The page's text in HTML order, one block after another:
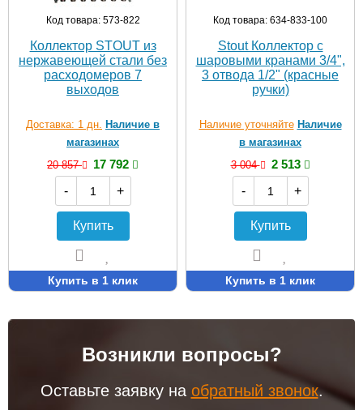
Код товара: 573-822
Коллектор STOUT из
нержавеющей стали без
расходомеров 7
выходов
Доставка: 1 дн. Наличие в
магазинах
20 857
17 792
-
+
Купить
Купить в 1 клик
Код товара: 634-833-100
Stout Коллектор с
шаровыми кранами 3/4",
3 отвода 1/2" (красные
ручки)
Наличие уточняйте Наличие
в магазинах
3 004
2 513
-
+
Купить
Купить в 1 клик
Возникли вопросы?
Оставьте заявку на обратный звонок.